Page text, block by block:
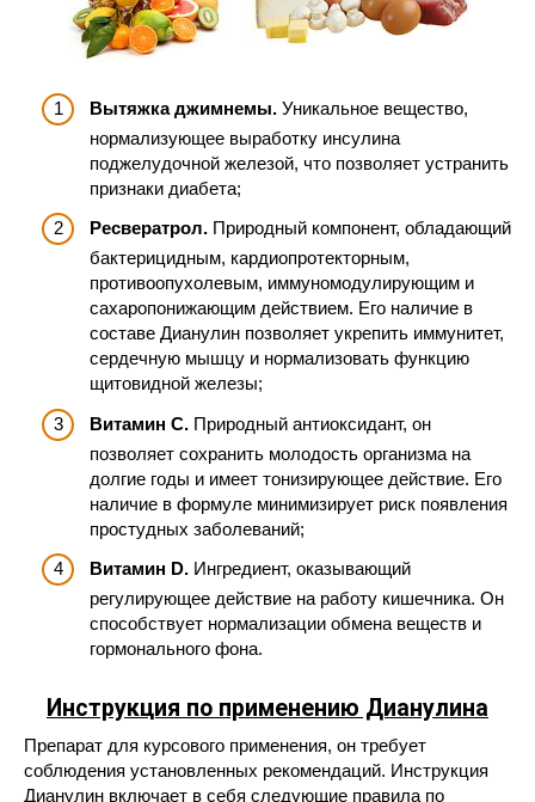
Вытяжка джимнемы. Уникальное вещество,
нормализующее выработку инсулина
поджелудочной железой, что позволяет устранить
признаки диабета;
Ресвератрол. Природный компонент, обладающий
бактерицидным, кардиопротекторным,
противоопухолевым, иммуномодулирующим и
сахаропонижающим действием. Его наличие в
составе Дианулин позволяет укрепить иммунитет,
сердечную мышцу и нормализовать функцию
щитовидной железы;
Витамин C. Природный антиоксидант, он
позволяет сохранить молодость организма на
долгие годы и имеет тонизирующее действие. Его
наличие в формуле минимизирует риск появления
простудных заболеваний;
Витамин D. Ингредиент, оказывающий
регулирующее действие на работу кишечника. Он
способствует нормализации обмена веществ и
гормонального фона.
Инструкция по применению Дианулина
Препарат для курсового применения, он требует
соблюдения установленных рекомендаций. Инструкция
Дианулин включает в себя следующие правила по